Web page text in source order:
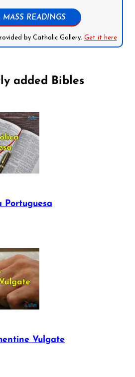
MASS READINGS
by Catholic Gallery. Get it here
added Bibles
Portuguesa
Vulgate